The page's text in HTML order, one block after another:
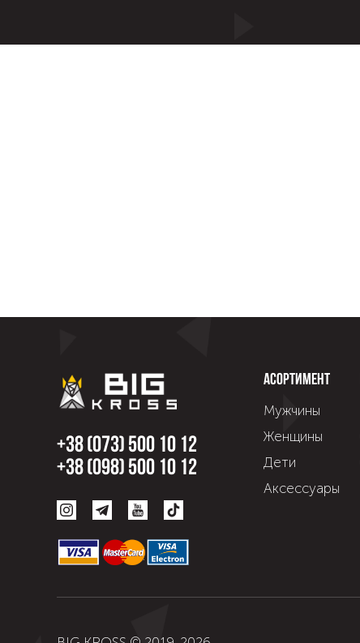
+38 (073) 500 10 12
+38 (098) 500 10 12
Асортимент
Мужчины
Женщины
Дети
Аксессуары